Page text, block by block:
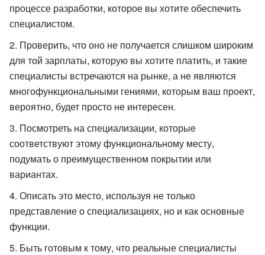
процессе разработки, которое вы хотите обеспечить
специалистом.
Проверить, что оно не получается слишком широким
для той зарплаты, которую вы хотите платить, и такие
специалисты встречаются на рынке, а не являются
многофункциональными гениями, которым ваш проект,
вероятно, будет просто не интересен.
Посмотреть на специализации, которые
соответствуют этому функциональному месту,
подумать о преимущественном покрытии или
вариантах.
Описать это место, используя не только
представление о специализациях, но и как основные
функции.
Быть готовым к тому, что реальные специалисты